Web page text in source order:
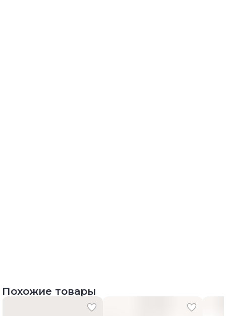
Похожие товары